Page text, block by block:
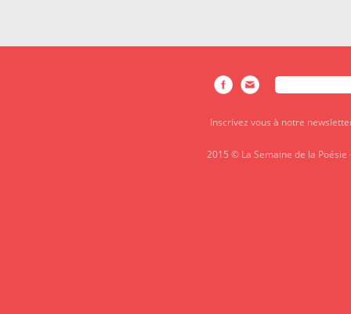
FORMULAIRE DE
Rechercher
Inscrivez vous à notre
2015 © La Semaine de la Poésie